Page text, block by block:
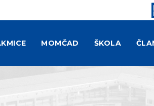
MOMČAD ŠKOLA